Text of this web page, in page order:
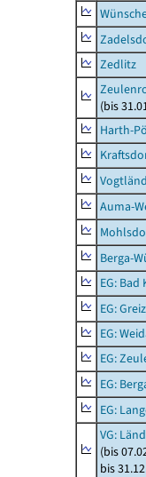
Zedlitz
(bis
Harth-
Auma-
Berga-
EG:
EG:
EG:
EG:
EG:
EG:
VG:
(bis
bis